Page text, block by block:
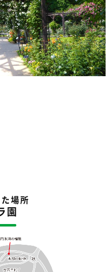
場所
園